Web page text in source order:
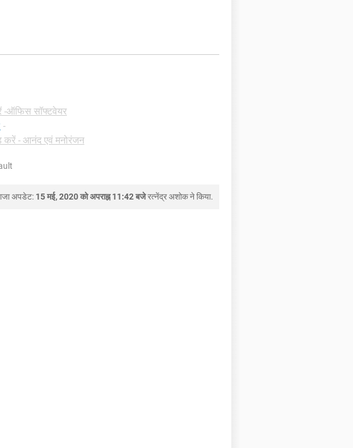
ऑफिस सॉफ्टवेयर
-
करें - आनंद एवं मनोरंजन
अपडेट: 15 मई, 2020 को अपराह्न 11:42 बजेरत्नेंद्र अशोकने किया.